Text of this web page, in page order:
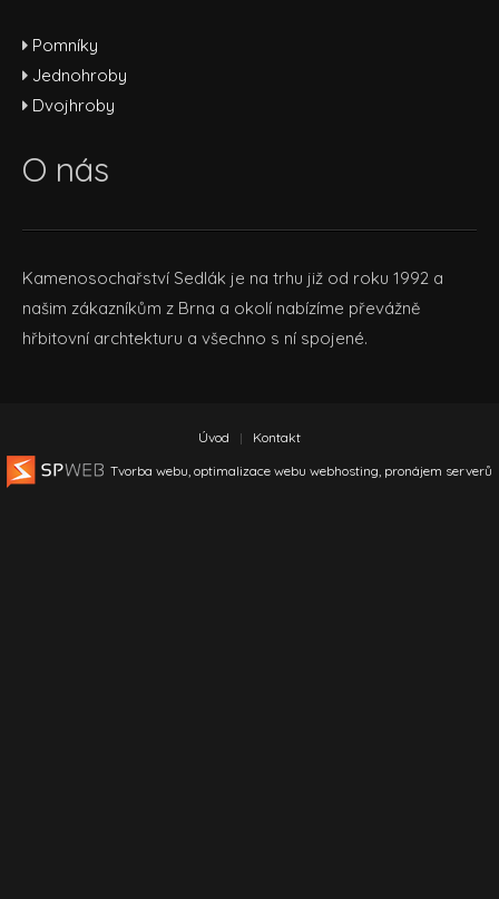
Pomníky
Jednohroby
Dvojhroby
O nás
Kamenosochařství Sedlák je na trhu již od roku 1992 a
našim zákazníkům z Brna a okolí nabízíme převážně
hřbitovní archtekturu a všechno s ní spojené.
Úvod
Kontakt
Tvorba webu, optimalizace webu webhosting, pronájem serverů